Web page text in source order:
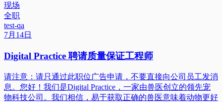
现场
全职
test-qa
7月14日
Digital Practice 聘请质量保证工程师
请注意：请只通过此职位广告申请，不要直接向公司员工发消
息。您好！我们是Digital Practice，一家由兽医创立的领先宠
物科技公司。我们相信，易于获取正确的兽医意味着动物更好